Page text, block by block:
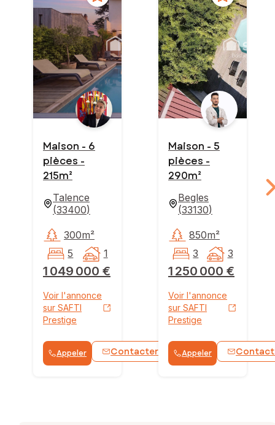
Maison - 6
pièces -
215m²
Talence
(33400)
1 049 000 €
300m²
5
1
Voir l'annonce
sur SAFTI
Prestige
Appeler Contacter WhatsApp
Maison - 5
pièces -
290m²
Begles
(33130)
1 250 000 €
850m²
3
3
Voir l'annonce
sur SAFTI
Prestige
Appeler